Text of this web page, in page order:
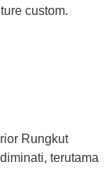
custom.
Rungkut
terutama